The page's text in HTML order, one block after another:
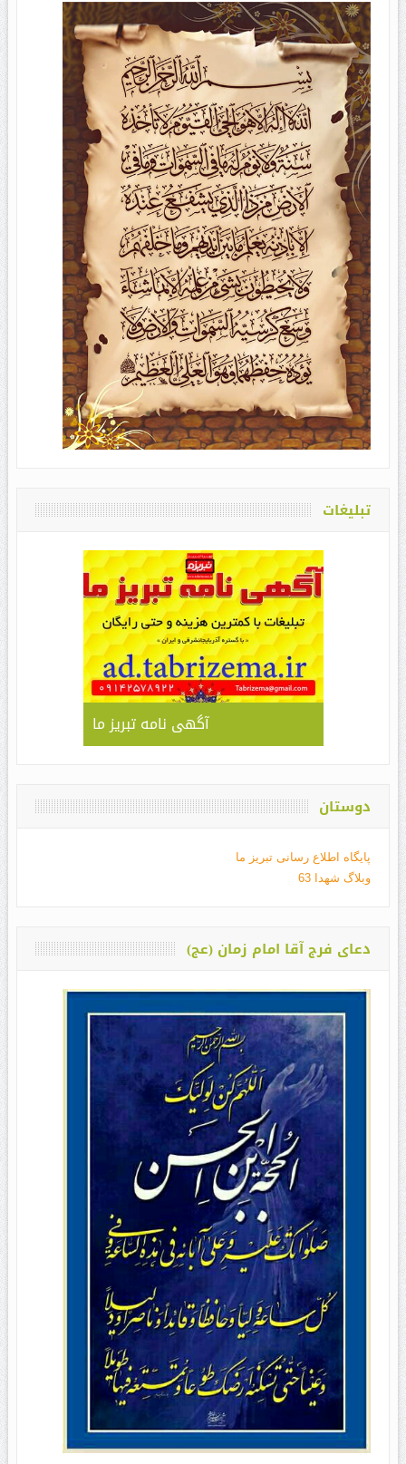
تبلیغات
آگهی نامه تبریز ما
دوستان
پایگاه اطلاع رسانی تبریز ما
وبلاگ شهدا 63
دعای فرج آقا امام زمان (عج)